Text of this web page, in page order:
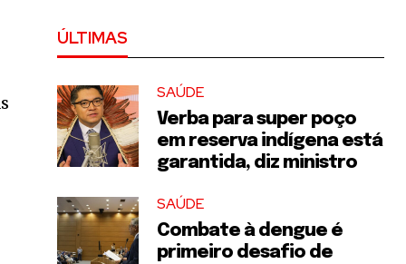
ÚLTIMAS
SAÚDE
Verba para super poço
em reserva indígena está
garantida, diz ministro
SAÚDE
Combate à dengue é
primeiro desafio de